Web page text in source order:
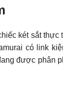
két sắt thực
có link
được phân